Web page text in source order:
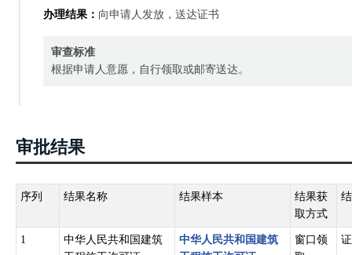
办理结果： 向申请人发放，送达证书
审查标准
根据申请人意愿，自行领取或邮寄送达。
审批结果
序列 结果名称 结果样本
结果获
取方式
1
中华人民共和国建筑
中华人民共和国建筑
窗口领